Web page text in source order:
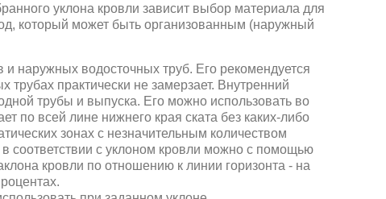
уклона кровли зависит выбор материала для
который может быть организованным (наружный
наружных водосточных труб. Его рекомендуется
трубах практически не замерзает. Внутренний
трубы и выпуска. Его можно использовать во
по всей лине нижнего края ската без каких-либо
зонах с незначительным количеством
соответствии с уклоном кровли можно с помощью
кровли по отношению к линии горизонта - на